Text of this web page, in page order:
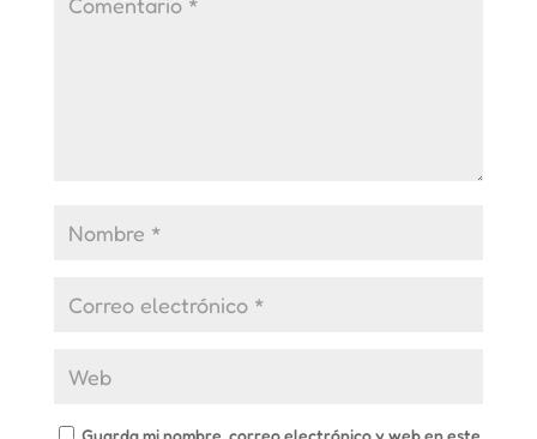
Guarda mi nombre, correo electrónico y web en este